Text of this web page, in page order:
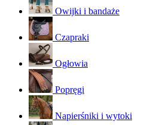
Owijki i bandaże
Czapraki
Ogłowia
Popręgi
Napierśniki i wytoki